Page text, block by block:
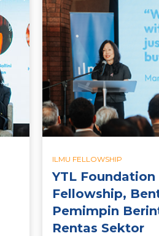
ILMU FELLOWSHIP
YTL
Fellowship,
Pemimpin
Rentas Sektor